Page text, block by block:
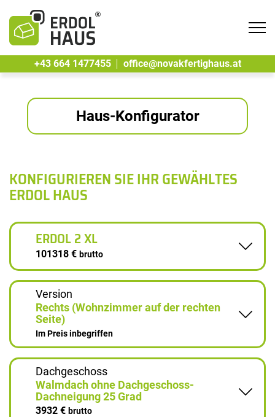
+43 664 1477455
office@novakfertighaus.at
Haus-Konfigurator
KONFIGURIEREN SIE IHR GEWÄHLTES
ERDOL HAUS
ERDOL 2 XL
101318 € brutto
Version
Rechts (Wohnzimmer auf der rechten
Seite)
Im Preis inbegriffen
Dachgeschoss
Walmdach ohne Dachgeschoss-
Dachneigung 25 Grad
3932 € brutto